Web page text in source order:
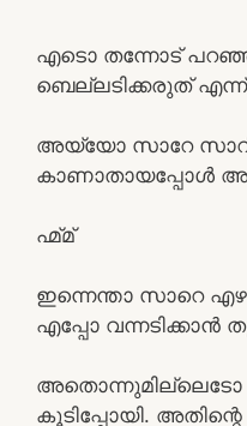
എടൊ തന്നോട്
ബെല്ലടിക്കരുത്
അയ്യോ സാറേ
കാണാതായപ്പോൾ
ഹ്മ്മ്
ഇന്നെന്താ സാറെ
എപ്പോ വന്നടിക്കാൻ
അതൊന്നുമില്ലെടോ
കൂടിപ്പോയി.